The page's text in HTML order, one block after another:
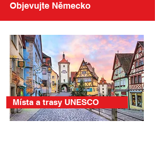
Objevujte Německo
Místa a trasy UNESCO